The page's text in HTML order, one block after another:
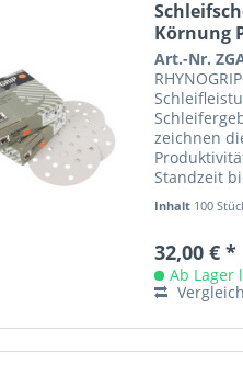
Körnung
Art.-Nr.
zeichnen
Standzeit
Preis- /
Inhalt 100
32,00 € *
Ab Lager